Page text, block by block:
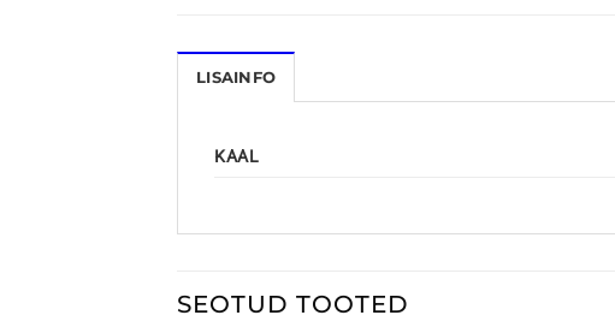
LISAINFO
KAAL
SEOTUD TOOTED